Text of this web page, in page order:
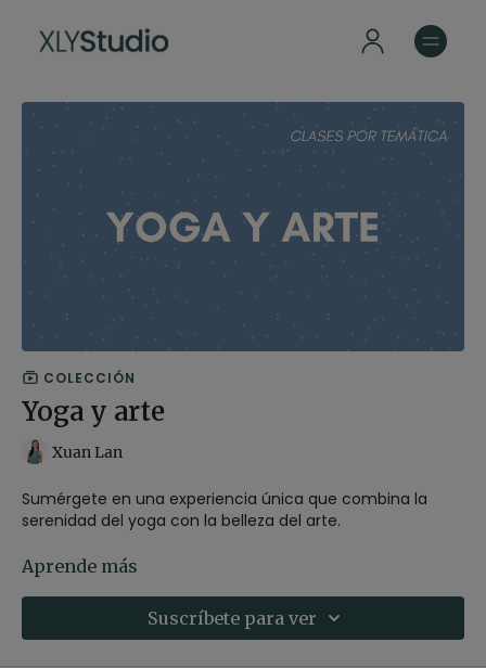
COLECCIÓN
Yoga y arte
Xuan Lan
Sumérgete en una experiencia única que combina la
serenidad del yoga con la belleza del arte.
Esta playlist te ofrece clases de yoga de distintos niveles,
privilegiados como museos y espacios culturales. Cada
sesión está diseñada para estimular tus sentidos,
Aprende más
Suscríbete para ver